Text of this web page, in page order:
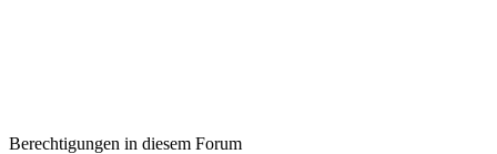
Berechtigungen in diesem Forum